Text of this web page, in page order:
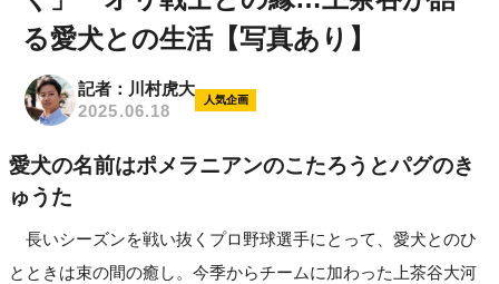
る愛犬との生活【写真あり】
記者：川村虎大
2025.06.18
人気企画
愛犬の名前はポメラニアンのこたろうとパグのき
ゅうた
長いシーズンを戦い抜くプロ野球選手にとって、愛犬とのひ
とときは束の間の癒し。今季からチームに加わった上茶谷大河